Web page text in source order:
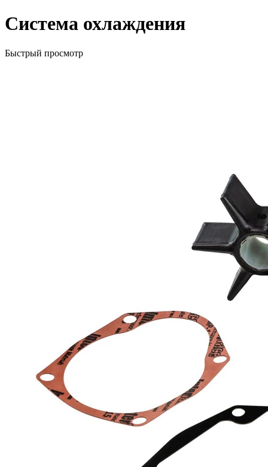
Система охлаждения
Быстрый просмотр